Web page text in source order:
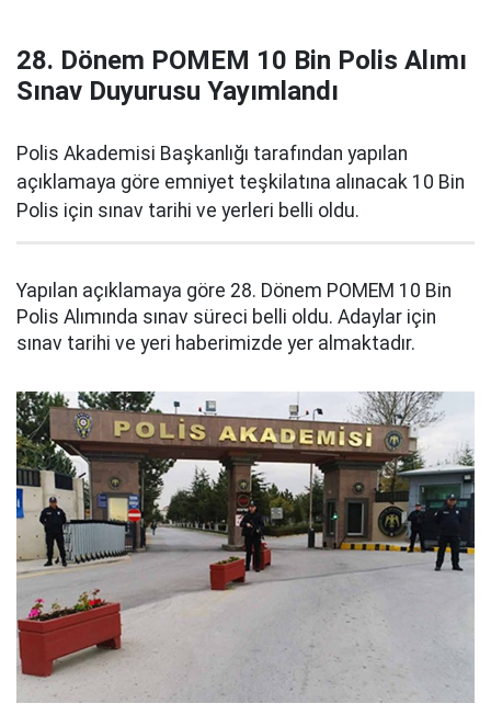
28. Dönem POMEM 10 Bin Polis Alımı
Sınav Duyurusu Yayımlandı
Polis Akademisi Başkanlığı tarafından yapılan
açıklamaya göre emniyet teşkilatına alınacak 10 Bin
Polis için sınav tarihi ve yerleri belli oldu.
Yapılan açıklamaya göre 28. Dönem POMEM 10 Bin
Polis Alımında sınav süreci belli oldu. Adaylar için
sınav tarihi ve yeri haberimizde yer almaktadır.